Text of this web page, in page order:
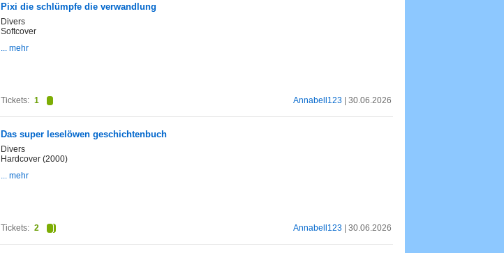
Pixi die schlümpfe die verwandlung
Divers
Softcover
... mehr
Annabell123 | 30.06.2026
Tickets: 1
Das super leselöwen geschichtenbuch
Divers
Hardcover (2000)
... mehr
Annabell123 | 30.06.2026
Tickets: 2